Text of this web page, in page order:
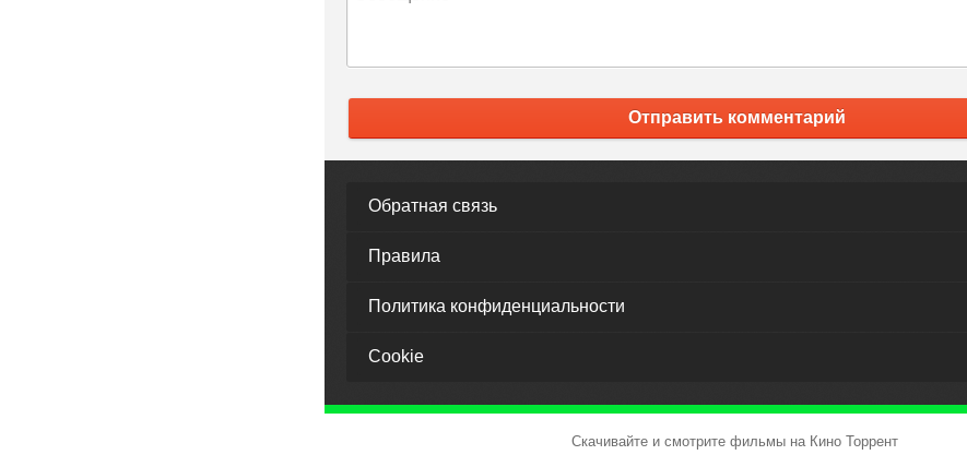
Отправить комментарий
Обратная связь
Правила
Политика конфиденциальности
Cookie
Скачивайте и смотрите фильмы на Кино Торрент